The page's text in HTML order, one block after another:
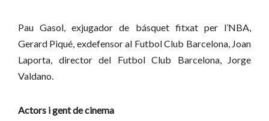
Pau Gasol, exjugador de básquet fitxat per l’NBA,
Gerard Piqué, exdefensor al Futbol Club Barcelona, Joan
Laporta, director del Futbol Club Barcelona,
Jorge
Valdano.
Actors i gent de cinema